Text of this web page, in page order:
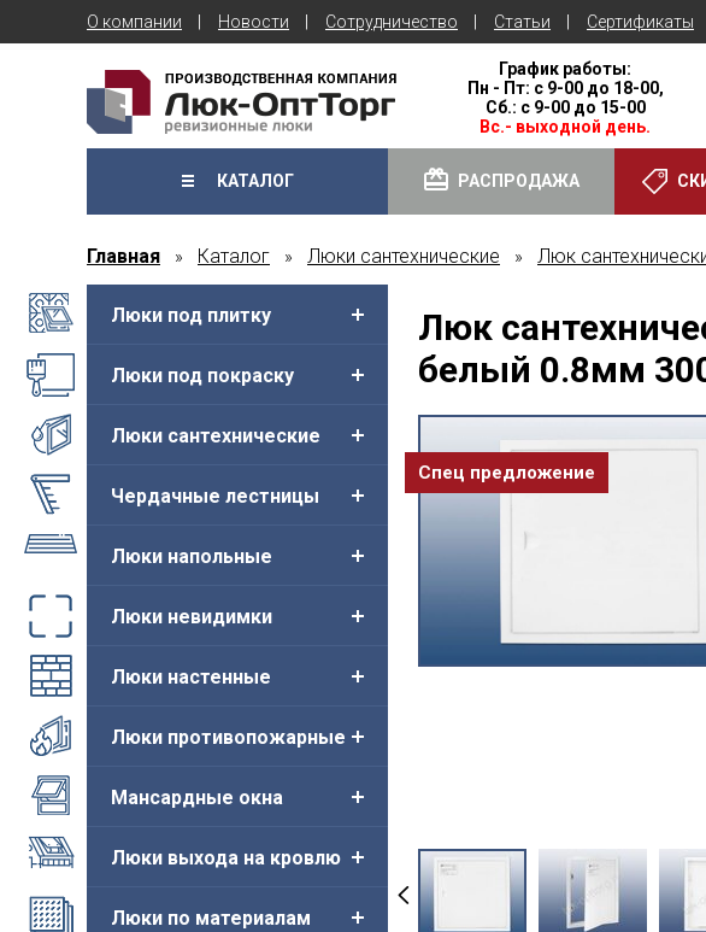
О компании Новости Сотрудничество Статьи Сертификаты
График работы:
Пн - Пт: с 9-00 до 18-00,
Сб.: с 9-00 до 15-00
Вс.- выходной день.
КАТАЛОГ РАСПРОДАЖА
Главная » Каталог » Люки сантехнические » Люк
Люки под плитку
Люки под покраску
Люки сантехнические
Чердачные лестницы
Люки напольные
Люки невидимки
Люки настенные
Люки противопожарные
Мансардные окна
Люки выхода на кровлю
Люки по материалам
Люк
белый 0.8мм
Спец предложение
Новинка Новинка